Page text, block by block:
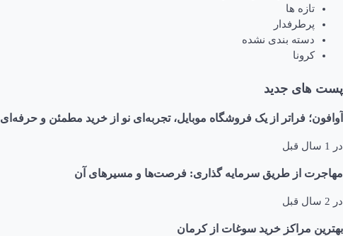
تازه ها
پرطرفدار
دسته بندی نشده
کرونا
پست های جدید
آوافون؛ فراتر از یک فروشگاه موبایل، تجربه‌ای نو از خرید مطمئن و حرفه‌ای
در 1 سال قبل
مهاجرت از طریق سرمایه گذاری: فرصت‌ها و مسیرهای آن
در 2 سال قبل
بهترین مراکز خرید سوغات از کرمان